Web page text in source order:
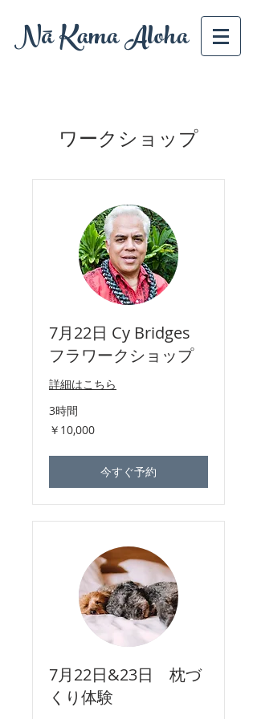
Nā Kama Aloha
ワークショップ
7月22日 Cy Bridges
フラワークショップ
詳細はこちら
3時間
10,000
円
￥10,000
今すぐ予約
7月22日&23日 枕づ
くり体験